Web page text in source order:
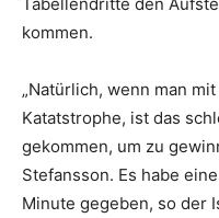
kommen.
„Natürlich, wenn man
Katatstrophe, ist das
gekommen, um zu
Stefansson. Es habe
Minute gegeben, so der